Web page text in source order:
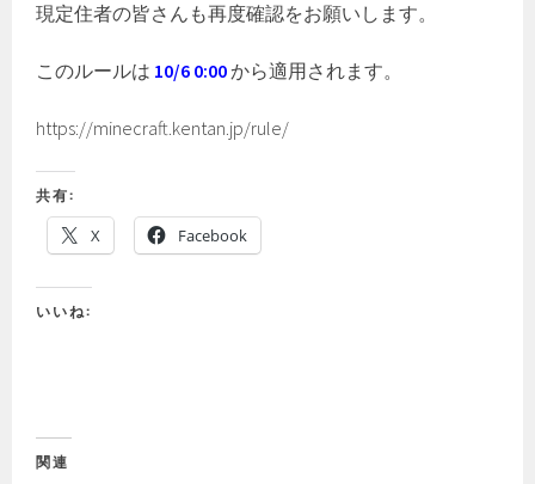
現定住者の皆さんも再度確認をお願いします。
このルールは 10/6 0:00から適用されます。
https://minecraft.kentan.jp/rule/
共有:
X Facebook
いいね:
関連